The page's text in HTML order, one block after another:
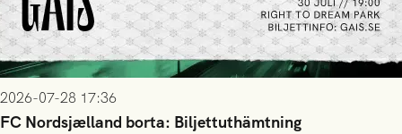
2026-07-28 17:36
FC Nordsjælland borta: Biljettuthämtning